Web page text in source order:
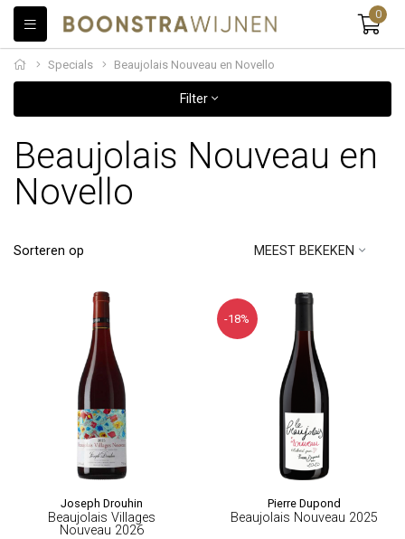
0
Specials Beaujolais Nouveau en Novello
Filter
Beaujolais Nouveau en
Novello
Sorteren op MEEST BEKEKEN
Joseph Drouhin
Beaujolais Villages
Nouveau 2026
-18%
Pierre Dupond
Beaujolais Nouveau 2025